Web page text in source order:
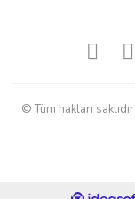
© Tüm hakları